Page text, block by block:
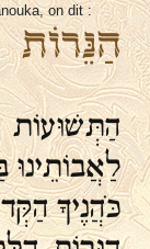
on dit :
לַאֲבוֹתֵינוּ
כֹּהֲנֶיךָ